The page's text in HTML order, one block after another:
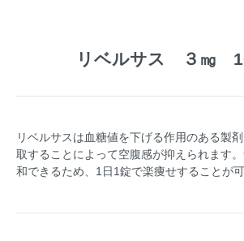
リベルサス ３㎎
リベルサスは血糖値を下げる作用のある製
取することによって空腹感が抑えられます
和できるため、1日1錠で楽痩せすることが可